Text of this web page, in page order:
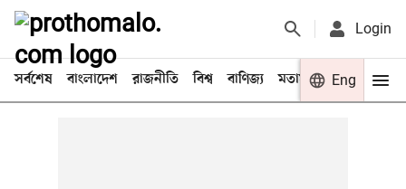
Login
সর্বশেষ বাংলাদেশ রাজনীতি বিশ্ব বাণিজ্য মতামত খেলা
Eng